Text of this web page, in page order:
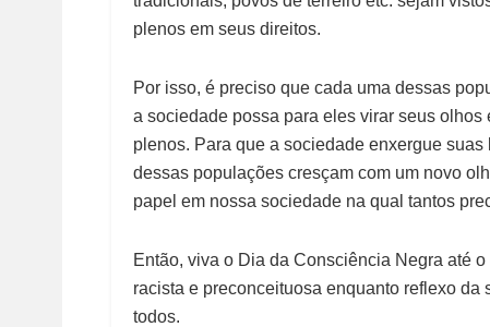
plenos em seus direitos.
Por isso, é preciso que cada uma dessas
a sociedade possa para eles virar seus
plenos. Para que a sociedade enxergue
dessas populações cresçam com um novo
papel em nossa sociedade na qual tantos
Então, viva o Dia da Consciência Negra até
racista e preconceituosa enquanto reflexo
todos.